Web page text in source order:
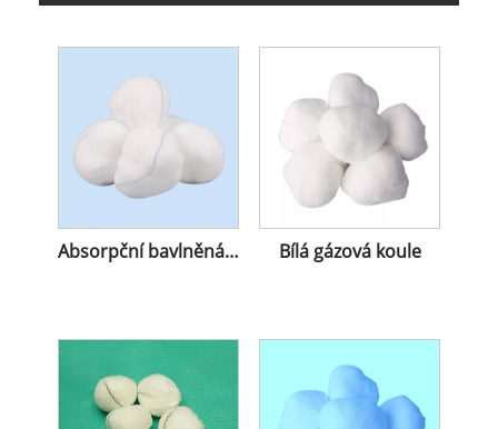
Absorpční bavlněná gázová koule s rentgenem Bílá gázová koule